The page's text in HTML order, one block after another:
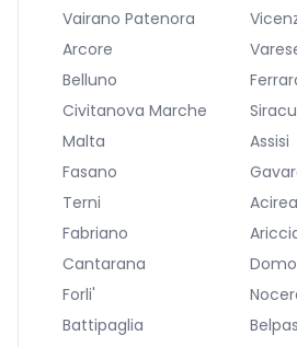
Vairano Patenora
Arcore
Belluno
Civitanova Marche
Malta
Assisi
Fasano
Terni
Fabriano
Cantarana
Forli'
Battipaglia